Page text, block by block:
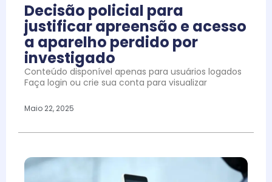
Decisão policial para
justificar apreensão e acesso
a aparelho perdido por
investigado
Conteúdo disponível apenas para usuários logados
Faça login ou crie sua conta para visualizar
Maio 22, 2025